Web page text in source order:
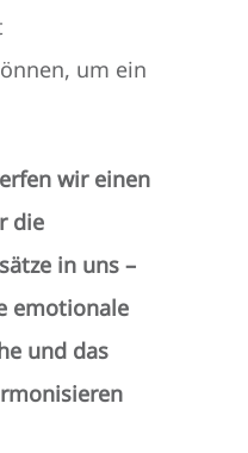
um ein
wir einen
die
in uns –
emotionale
und das